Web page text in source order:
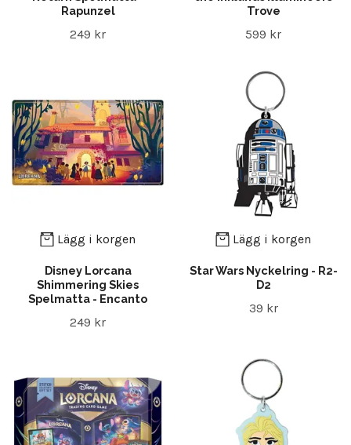
Rapunzel
249 kr
Trove
599 kr
Lägg i korgen
Disney Lorcana
Shimmering Skies
Spelmatta - Encanto
249 kr
Lägg i korgen
Star Wars Nyckelring - R2-
D2
39 kr